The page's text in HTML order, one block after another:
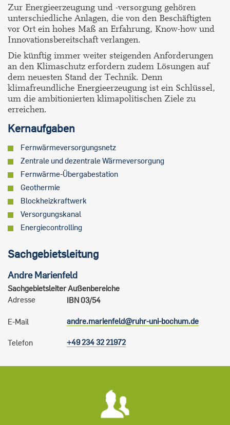
Zur Energieerzeugung und -versorgung gehören
unterschiedliche Anlagen, die von den Beschäftigten
vor Ort ein hohes Maß an Erfahrung, Know-how und
Innovationsbereitschaft verlangen.
Die künftig immer weiter steigenden Anforderungen
an den Klimaschutz erfordern zudem Lösungen auf
dem neuesten Stand der Technik. Denn
klimafreundliche Energieerzeugung ist ein Schlüssel,
um die ambitionierten klimapolitischen Ziele zu
erreichen.
Kernaufgaben
Fernwärmeversorgungsnetz
Zentrale und dezentrale Wärmeversorgung
Fernwärme-Übergabestation
Geothermie
Blockheizkraftwerk
Versorgungskanal
Energiecontrolling
Sachgebietsleitung
Andre Marienfeld
Sachgebietsleiter Außenbereiche
Adresse
IBN 03/54
E-Mail andre.marienfeld@ruhr-uni-bochum.de
Telefon +49 234 32 21972